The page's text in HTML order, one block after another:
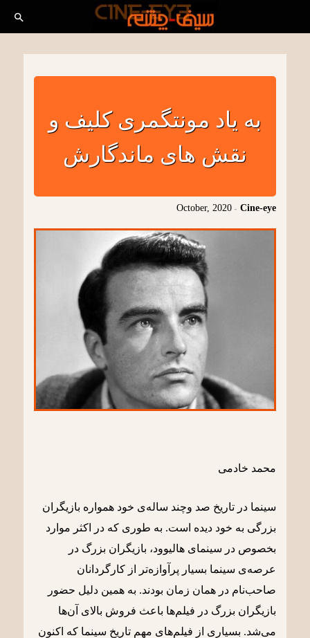
به یاد مونتگمری کلیف و
نقش های ماندگارش
Cine-eye
-
October, 2020
محمد خادمی
سینما در تاریخ صد وچند ساله‌ی خود همواره بازیگران
بزرگی به خود دیده است. به طوری که در اکثر موارد
بخصوص در سینمای هالیوود، بازیگران بزرگ در
عرصه‌ی سینما بسیار پرآوازه‌تر از کارگردانان
صاحب‌نام در همان زمان بودند. به همین دلیل حضور
بازیگران بزرگ در فیلم‌ها باعث فروش بالای آن‌ها
می‌شد. بسیاری از فیلم‌های مهم تاریخ سینما که اکنون